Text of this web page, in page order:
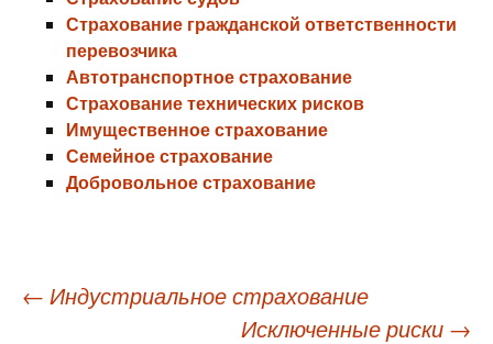
Страхование гражданской ответственности
перевозчика
Автотранспортное страхование
Страхование технических рисков
Имущественное страхование
Семейное страхование
Добровольное страхование
Навигация
← Индустриальное страхование
Исключенные риски →